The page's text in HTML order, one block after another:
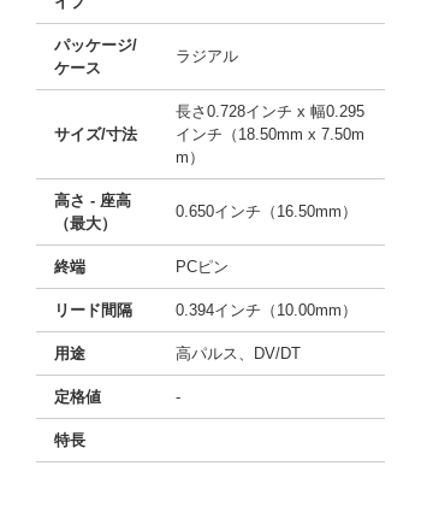
パッケージ/
ケース
ラジアル
サイズ/寸法
長さ0.728インチ x 幅0.295
インチ（18.50mm x 7.50m
m）
高さ - 座高
（最大）
0.650インチ（16.50mm）
終端 PCピン
リード間隔 0.394インチ（10.00mm）
用途 高パルス、DV/DT
定格値 -
特長